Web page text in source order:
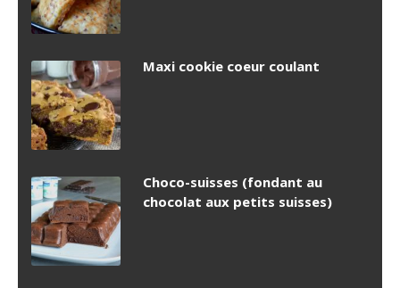
Maxi cookie coeur coulant
Choco-suisses (fondant au
chocolat aux petits suisses)